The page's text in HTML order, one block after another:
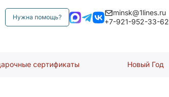
Нужна помощь?
minsk@1lines.ru
+7-921-952-33-62
сертификаты Новый Год